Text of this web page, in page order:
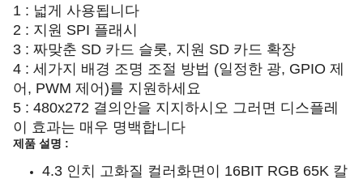
1 : 넓게 사용됩니다
2 : 지원 SPI 플래시
3 : 짜맞춘 SD 카드 슬롯, 지원 SD 카드 확장
4 : 세가지 배경 조명 조절 방법 (일정한 광, GPIO 제
어, PWM 제어)를 지원하세요
5 : 480x272 결의안을 지지하시오 그러면 디스플레
이 효과는 매우 명백합니다
제품 설명 :
4.3 인치 고화질 컬러화면이 16BIT RGB 65K 칼